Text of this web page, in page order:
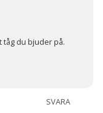
tåg du bjuder på.
SVARA